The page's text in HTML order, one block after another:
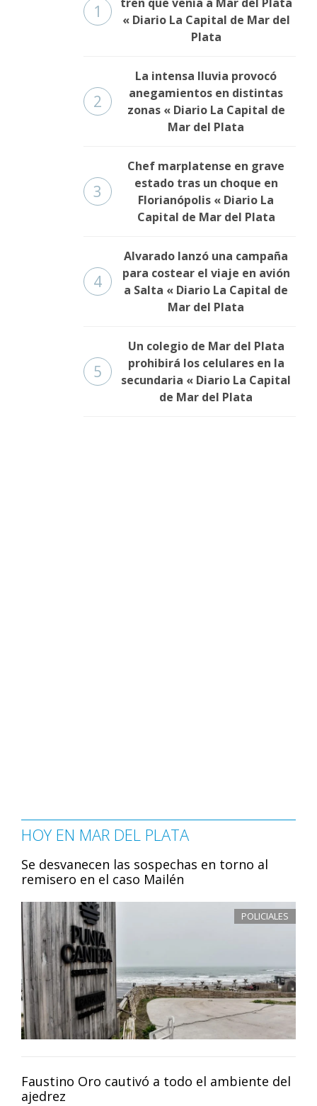
1
« Diario La Capital de Mar del
Plata
2
La intensa lluvia provocó
anegamientos en distintas
zonas « Diario La Capital de
Mar del Plata
3
Chef marplatense en grave
estado tras un choque en
Florianópolis « Diario La
Capital de Mar del Plata
4
Alvarado lanzó una campaña
para costear el viaje en avión
a Salta « Diario La Capital de
Mar del Plata
5
Un colegio de Mar del Plata
prohibirá los celulares en la
secundaria « Diario La Capital
de Mar del Plata
HOY EN MAR DEL PLATA
Se desvanecen las sospechas en torno al
remisero en el caso Mailén
POLICIALES
Faustino Oro cautivó a todo el ambiente del
ajedrez